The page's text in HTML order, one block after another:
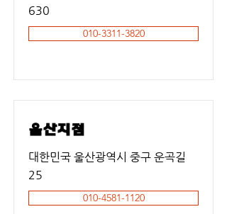
630
010-3311-3820
울산지점
대한민국 울산광역시 중구 운곡길
25
010-4581-1120